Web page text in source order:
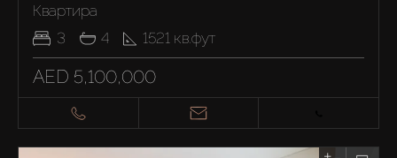
Квартира
3
4 1521 кв.фут
AED 5,100,000